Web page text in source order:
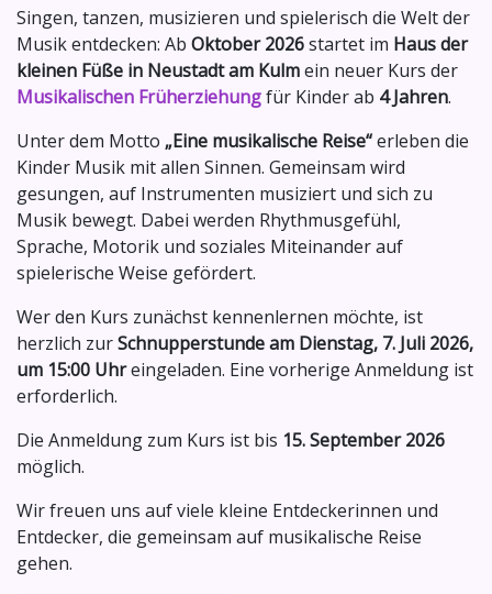
Singen, tanzen, musizieren und spielerisch die Welt der
Musik entdecken: Ab Oktober 2026startet im Haus der
kleinen Füße in Neustadt am Kulmein neuer Kurs der
Musikalischen Früherziehungfür Kinder ab 4 Jahren.
Unter dem Motto „Eine musikalische Reise“erleben die
Kinder Musik mit allen Sinnen. Gemeinsam wird
gesungen, auf Instrumenten musiziert und sich zu
Musik bewegt. Dabei werden Rhythmusgefühl,
Sprache, Motorik und soziales Miteinander auf
spielerische Weise gefördert.
Wer den Kurs zunächst kennenlernen möchte, ist
herzlich zurSchnupperstunde am Dienstag, 7. Juli 2026,
um 15:00 Uhreingeladen. Eine vorherige Anmeldung ist
erforderlich.
Die Anmeldung zum Kurs ist bis 15. September 2026
möglich.
Wir freuen uns auf viele kleine Entdeckerinnen und
Entdecker, die gemeinsam auf musikalische Reise
gehen.